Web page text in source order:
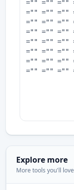
Explore more
More tools you'll love